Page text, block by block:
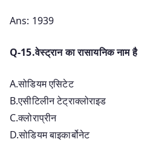
Ans: 1939
Q-15.वेस्ट्रान का रासायनिक नाम है
A.सोडियम एसिटेट
B.एसीटिलीन टेट्राक्लोराइड
C.क्लोराप्रीन
D.सोडियम बाइकार्बोनेट